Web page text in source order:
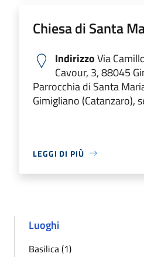
Chiesa di Santa
IndirizzoVia
Cavour, 3, 88045
Parrocchia di Santa
Gimigliano (Catanzaro),
LEGGI DI PIÙ
Luoghi
Basilica (1)